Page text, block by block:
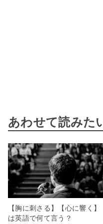
あわせて読みた
【胸に刺さる】【心に響く】
は英語で何て言う？